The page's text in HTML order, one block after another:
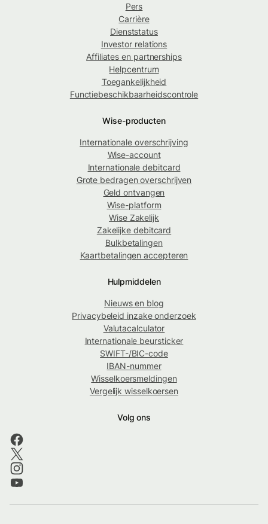
Pers
Carrière
Dienststatus
Investor relations
Affiliates en partnerships
Helpcentrum
Toegankelijkheid
Functiebeschikbaarheidscontrole
Wise-producten
Internationale overschrijving
Wise-account
Internationale debitcard
Grote bedragen overschrijven
Geld ontvangen
Wise-platform
Wise Zakelijk
Zakelijke debitcard
Bulkbetalingen
Kaartbetalingen accepteren
Hulpmiddelen
Nieuws en blog
Privacybeleid inzake onderzoek
Valutacalculator
Internationale beursticker
SWIFT-/BIC-code
IBAN-nummer
Wisselkoersmeldingen
Vergelijk wisselkoersen
Volg ons